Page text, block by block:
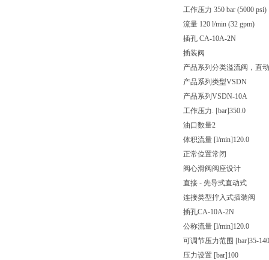
工作压力 350 bar (5000 psi)
流量 120 l/min (32 gpm)
插孔 CA-10A-2N
插装阀
产品系列分类溢流阀，直
产品系列类型VSDN
产品系列 VSDN-10A
工作压力. [bar]350.0
油口数量2
体积流量 [l/min]120.0
正常位置常闭
阀心滑阀 阀座设计
直接 - 先导式直动式
连接类型拧入式插装阀
插孔CA-10A-2N
公称流量 [l/min]120.0
可调节压力范围 [bar]35-140
压力设置 [bar]100